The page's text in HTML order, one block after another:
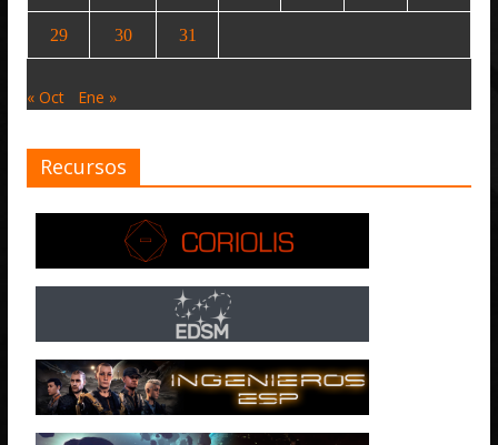
29 30 31
« Oct Ene »
Recursos